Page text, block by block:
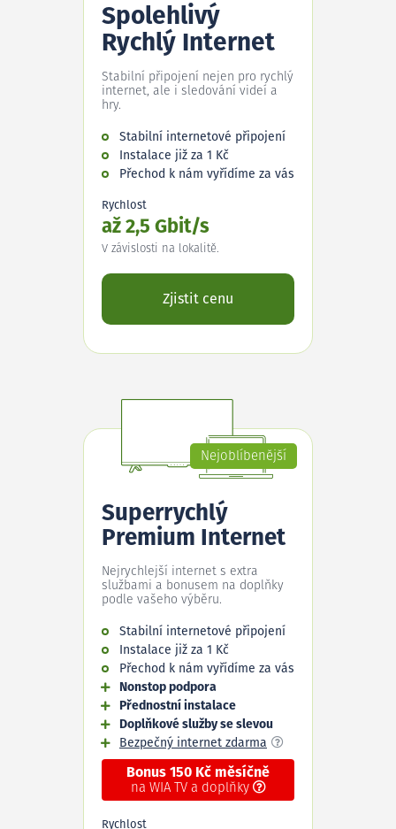
Spolehlivý
Rychlý Internet
Stabilní připojení nejen pro rychlý
internet, ale i sledování videí a
hry.
Stabilní internetové připojení
Instalace již za 1 Kč
Přechod k nám vyřídíme za vás
Rychlost
až 2,5 Gbit/s
V závislosti na lokalitě.
Zjistit cenu
Nejoblíbenější
Superrychlý
Premium Internet
Nejrychlejší internet s extra
službami a bonusem na doplňky
podle vašeho výběru.
Stabilní internetové připojení
Instalace již za 1 Kč
Přechod k nám vyřídíme za vás
Nonstop podpora
Přednostní instalace
Doplňkové služby se slevou
Bezpečný internet zdarma
Bonus 150 Kč měsíčně
na WIA TV a doplňky
Rychlost